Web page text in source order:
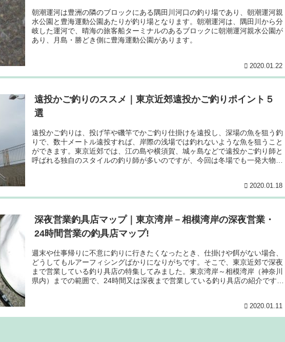
朝潮運河は豊洲の隣のブロックにある隅田川河口の釣り場であり、朝潮運河親
水公園と豊海運動公園あたりが釣り場となります。朝潮運河は、隅田川から分
岐した運河で、晴海の旅客船ターミナルのあるブロックに朝潮運河親水公園が
あり、月島・勝どき側に豊海運動公園があります。
2020.01.22
遠投かご釣りのススメ｜東京近郊遠投かご釣りポイント５
選
遠投かご釣りは、投げ竿や磯竿でかご釣り仕掛けを遠投し、深場の魚を狙う釣
りで、数十メートル遠投すれば、岸際の浅場では釣れないような魚を狙うこと
ができます。東京近郊では、江の島や横須賀、城ヶ島などで遠投かご釣り師と
呼ばれる独自のスタイルの釣り師が多いのですが、今回は冬場でも一発大物が
2020.01.18
深夜営業釣具店マップ｜東京湾岸－相模湾岸の深夜営業・
24時間営業の釣具店マップ!
週末や仕事帰りに不意に釣りに行きたくなったとき、仕掛けや餌がない場合、
どうしてもルアーフィシングばかりになりがちです。そこで、東京近郊で深夜
まで営業している釣り具店の特集してみました。東京湾岸～相模湾岸（神奈川
県内）までの範囲で、24時間又は深夜まで営業している釣り具店の紹介です。
2020.01.11